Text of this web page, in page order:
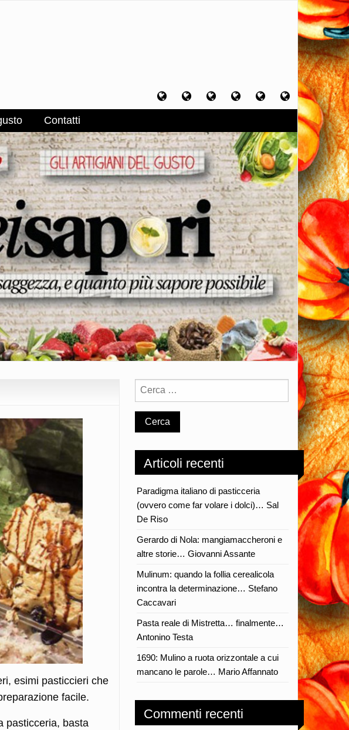
Home Chi
sono
Artigiani
del
Viaggi
del
Filosofia
del
Contatti
Contatti
esimi pasticcieri che
facile.
pasticceria, basta
Articoli recenti
Paradigma italiano di pasticceria
(ovvero come far volare i dolci)… Sal
De Riso
Gerardo di Nola: mangiamaccheroni e
altre storie… Giovanni Assante
Mulinum: quando la follia cerealicola
incontra la determinazione… Stefano
Caccavari
Pasta reale di Mistretta… finalmente…
Antonino Testa
1690: Mulino a ruota orizzontale a cui
mancano le parole… Mario Affannato
Commenti recenti